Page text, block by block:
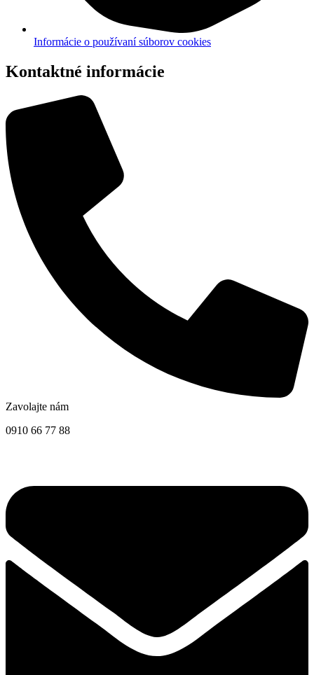
Informácie o používaní súborov cookies
Kontaktné informácie
Zavolajte nám
0910 66 77 88